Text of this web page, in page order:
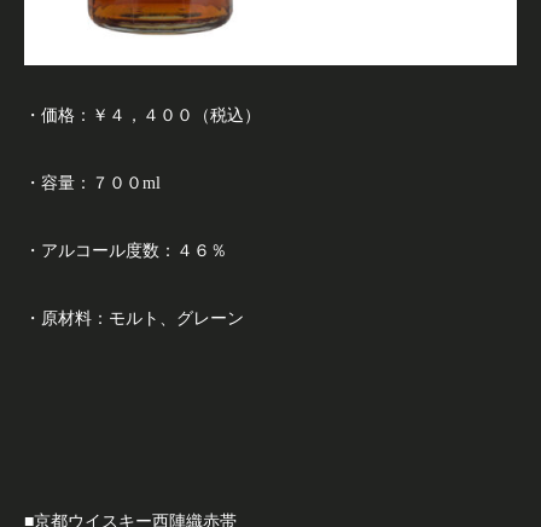
・価格：￥４，４００（税込）
・容量：７００ml
・アルコール度数：４６％
・原材料：モルト、グレーン
■京都ウイスキー西陣織赤帯